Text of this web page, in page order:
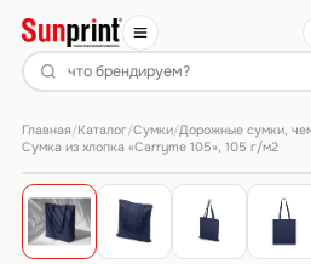
Главная/Каталог/Сумки/Дорожные сумки,
Сумка из хлопка «Carryme 105», 105 г/м2